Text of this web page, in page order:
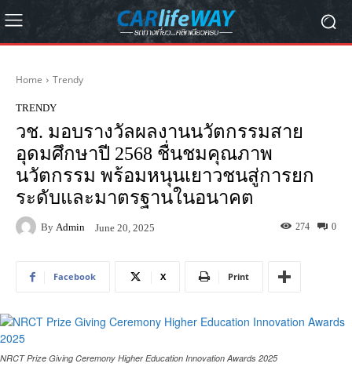
Home Trendy
TRENDY
วช. มอบรางวัลผลงานนวัตกรรมสาย
อุดมศึกษาปี 2568 ชื่นชมคุณภาพ
นวัตกรรม พร้อมหนุนเยาวชนสู่การยก
ระดับและมาตรฐานในอนาคต
By Admin June 20, 2025 0
274
Facebook X Print
NRCT Prize Giving Ceremony Higher Education Innovation Awards 2025